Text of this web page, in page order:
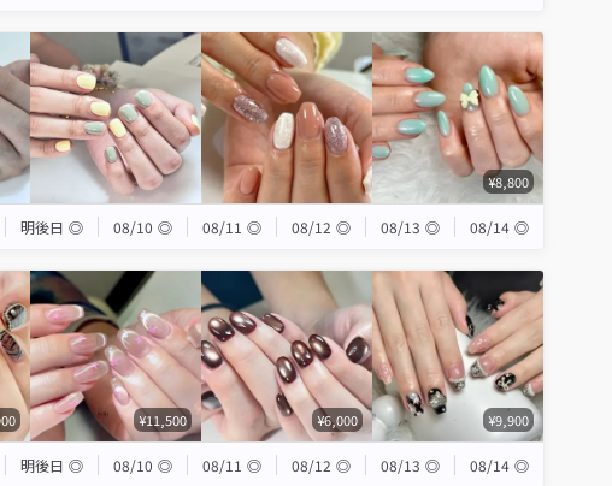
¥8,800
明後日 ◎ 08/10 ◎ 08/11 ◎ 08/12 ◎ 08/13 ◎ 08/14 ◎
¥11,500 ¥6,000 ¥9,900
明後日 ◎ 08/10 ◎ 08/11 ◎ 08/12 ◎ 08/13 ◎ 08/14 ◎